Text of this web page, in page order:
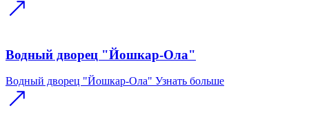
Водный дворец "Йошкар-Ола"
Водный дворец "Йошкар-Ола" Узнать больше